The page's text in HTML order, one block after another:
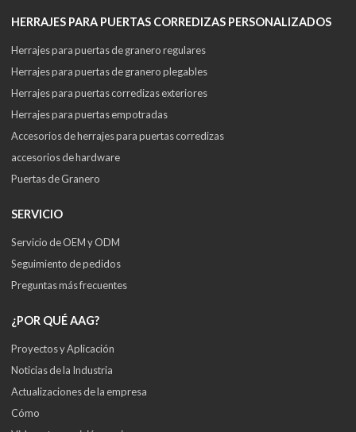
HERRAJES PARA PUERTAS CORREDIZAS PERSONALIZADOS
Herrajes para puertas de granero regulares
Herrajes para puertas de granero plegables
Herrajes para puertas corredizas exteriores
Herrajes para puertas empotradas
Accesorios de herrajes para puertas corredizas
accesorios de hardware
Puertas de Granero
SERVICIO
Servicio de OEM y ODM
Seguimiento de pedidos
Preguntas más frecuentes
¿POR QUÉ AAG?
Proyectos y Aplicación
Noticias de la Industria
Actualizaciones de la empresa
Cómo